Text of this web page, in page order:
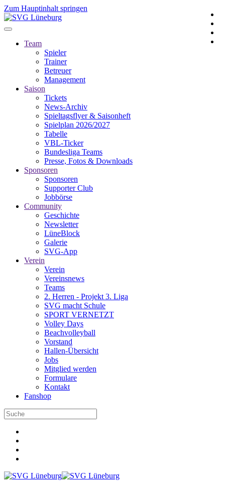
Zum Hauptinhalt springen
Team
Spieler
Trainer
Betreuer
Management
Saison
Tickets
News-Archiv
Spieltagsflyer & Saisonheft
Spielplan 2026/2027
Tabelle
VBL-Ticker
Bundesliga Teams
Presse, Fotos & Downloads
Sponsoren
Sponsoren
Supporter Club
Jobbörse
Community
Geschichte
Newsletter
LüneBlock
Galerie
SVG-App
Verein
Verein
Vereinsnews
Teams
2. Herren - Projekt 3. Liga
SVG macht Schule
SPORT VERNETZT
Volley Days
Beachvolleyball
Vorstand
Hallen-Übersicht
Jobs
Mitglied werden
Formulare
Kontakt
Fanshop